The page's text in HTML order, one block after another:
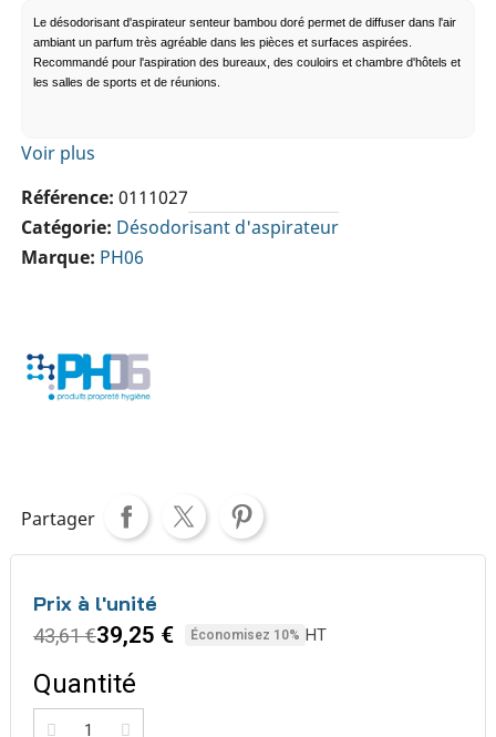
Le désodorisant d'aspirateur senteur bambou doré permet de diffuser dans l'air
ambiant un parfum très agréable dans les pièces et surfaces aspirées.
Recommandé pour l'aspiration des bureaux, des couloirs et chambre d'hôtels et
les salles de sports et de réunions.
Voir plus
Référence 0111027
Catégorie Désodorisant d'aspirateur
Marque PH06
Partager
Prix à l'unité
43,61 €39,25 € Économisez 10% HT
Quantité